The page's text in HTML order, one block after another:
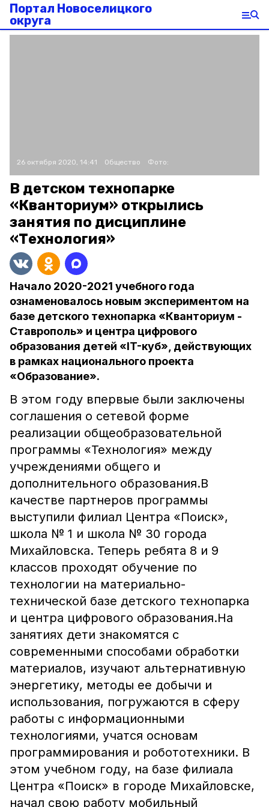
Портал Новоселицкого
округа
26 октября 2020, 14:41 Общество Фото:
В детском технопарке
«Кванториум» открылись
занятия по дисциплине
«Технология»
Начало 2020-2021 учебного года
ознаменовалось новым экспериментом на
базе детского технопарка «Кванториум -
Ставрополь» и центра цифрового
образования детей «IT-куб», действующих
в рамках национального проекта
«Образование».
В этом году впервые были заключены
соглашения о сетевой форме
реализации общеобразовательной
программы «Технология» между
учреждениями общего и
дополнительного образования.В
качестве партнеров программы
выступили филиал Центра «Поиск»,
школа № 1 и школа № 30 города
Михайловска. Теперь ребята 8 и 9
классов проходят обучение по
технологии на материально-
технической базе детского технопарка
и центра цифрового образования.На
занятиях дети знакомятся с
современными способами обработки
материалов, изучают альтернативную
энергетику, методы ее добычи и
использования, погружаются в сферу
работы с информационными
технологиями, учатся основам
программирования и робототехники. В
этом учебном году, на базе филиала
Центра «Поиск» в городе Михайловске,
начал свою работу мобильный